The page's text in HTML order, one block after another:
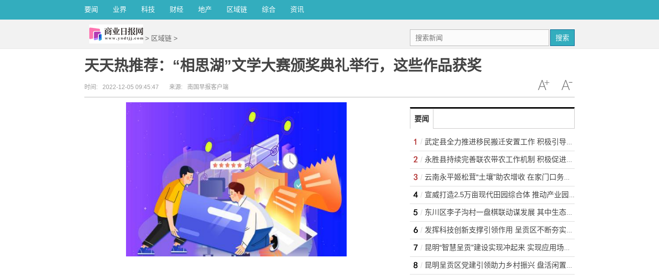
要闻 业界 科技 财经 地产 区域链 综合 资讯
> 区域链 > 搜索
天天热推荐：“相思湖”文学大赛颁奖典礼举行，这些作品获奖
时间: 2022-12-05 09:45:47 来源: 南国早报客户端
要闻
武定县全力推进移民搬迁安置工作 积极引导移民多渠道就业
永胜县持续完善联农带农工作机制 积极促进农民收入持续增长
云南永平姬松茸“土壤”助农增收 在家门口务工实现稳步增收
宣威打造2.5万亩现代田园综合体 推动产业园区农业转型升级
东川区李子沟村一盘棋联动谋发展 其中生态采摘园获利3.5万元
发挥科技创新支撑引领作用 呈贡区不断夯实区域创新体系建设
昆明“智慧呈贡”建设实现冲起来 实现应用场景1到N的推广
昆明呈贡区党建引领助力乡村振兴 盘活闲置土地资源200余亩